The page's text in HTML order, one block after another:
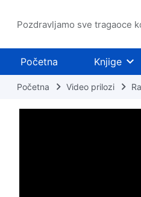
Pozdravljamo sve tragaoce
Početna Knjige
Početna Video prilozi